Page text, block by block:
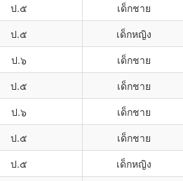
ป.๕ เด็กชาย
ป.๕ เด็กหญิง
ป.๖ เด็กชาย
ป.๕ เด็กชาย
ป.๖ เด็กชาย
ป.๕ เด็กชาย
ป.๕ เด็กหญิง